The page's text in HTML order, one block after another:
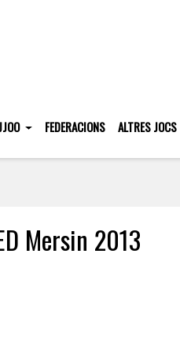
FEDERACIONS ALTRES JOCS
Mersin 2013